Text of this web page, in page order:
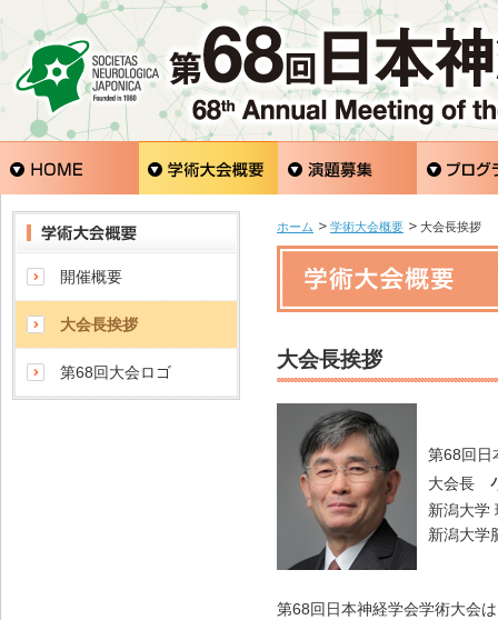
開催概要
大会長挨拶
第68回大会ロゴ
ホーム 学術大会概要 大会長挨拶
大会長挨拶
第68回日
大会長
新潟大学
新潟大学
第68回日本神経学会学術大会